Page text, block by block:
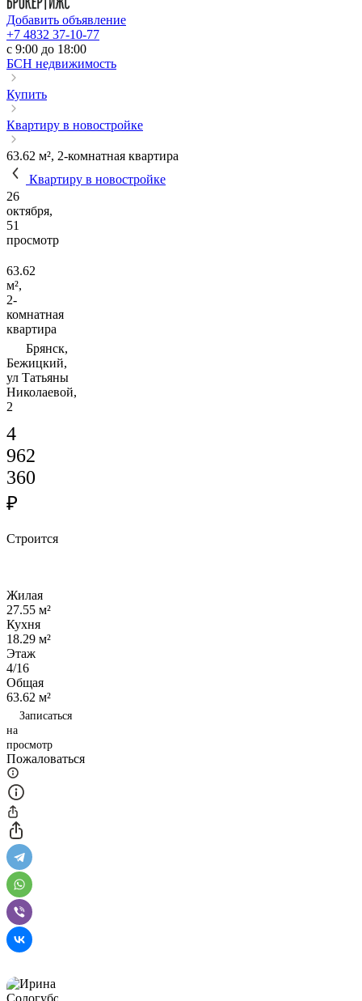
Добавить объявление
+7 4832 37-10-77
c 9:00 до 18:00
БСН недвижимость
Купить
Квартиру в новостройке
63.62 м², 2-комнатная квартира
Квартиру в новостройке
26
октября,
51
просмотр
63.62
м²,
2-
комнатная
квартира
Брянск,
Бежицкий,
ул Татьяны
Николаевой,
2
4
962
360
₽
Строится
Жилая
27.55 м²
Кухня
18.29 м²
Этаж
4/16
Общая
63.62 м²
Записаться
на
просмотр
Пожаловаться